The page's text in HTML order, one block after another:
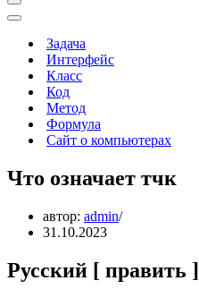
Меню
навигации
Меню
навигацииЗадача
Интерфейс
Класс
Код
Метод
Формула
Сайт о компьютерах
Что означает тчк
автор: admin
31.10.2023
Русский [ править ]